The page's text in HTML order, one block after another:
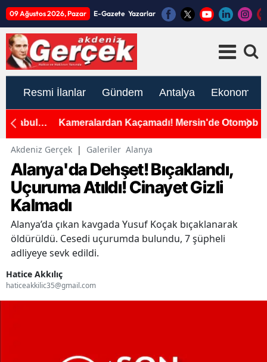
09 Ağustos 2026, Pazar E-Gazete Yazarlar
Resmi İlanlar Gündem Antalya Ekonomi
Kameralardan Kaçamadı! Mersin'de Otomobile Taşla
Akdeniz Gerçek | Galeriler Alanya
Alanya'da Dehşet! Bıçaklandı,
Uçuruma Atıldı! Cinayet Gizli
Kalmadı
Alanya’da çıkan kavgada Yusuf Koçak bıçaklanarak
öldürüldü. Cesedi uçurumda bulundu, 7 şüpheli
adliyeye sevk edildi.
Hatice Akkılıç
haticeakkilic35@gmail.com